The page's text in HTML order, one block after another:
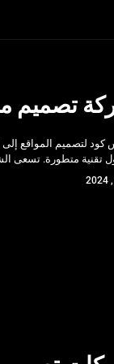
تصميم
لتصميم المواقع إلى
تقنية متطورة. تسعى